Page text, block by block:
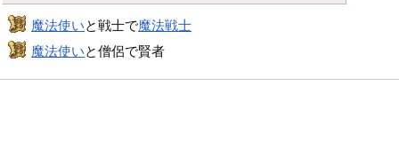
魔法使いと戦士で魔法戦士
魔法使いと僧侶で賢者